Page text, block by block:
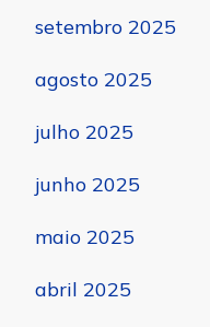
setembro 2025
agosto 2025
julho 2025
junho 2025
maio 2025
abril 2025